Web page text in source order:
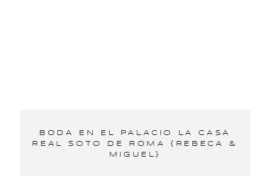
BODA EN EL PALACIO LA CASA
REAL SOTO DE ROMA {REBECA &
MIGUEL}